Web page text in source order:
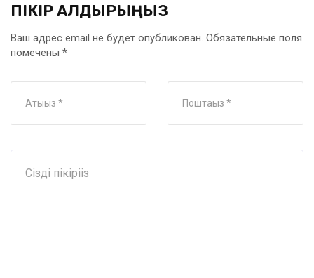
ПІКІР ҚАЛДЫРЫҢЫЗ
Ваш адрес email не будет опубликован. Обязательные поля
помечены *